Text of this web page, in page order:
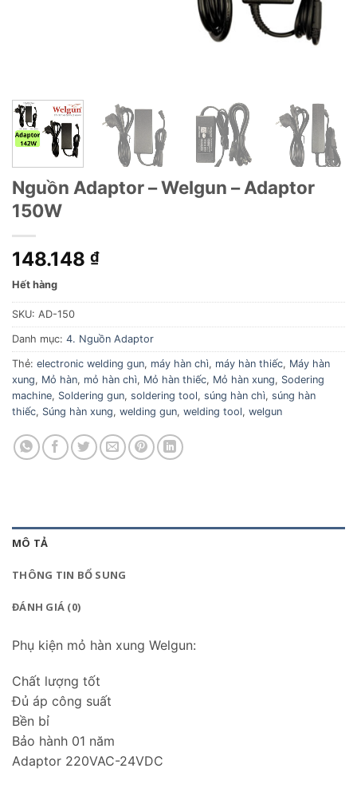
Nguồn Adaptor – Welgun – Adaptor
150W
148.148 ₫
Hết hàng
SKU: AD-150
Danh mục: 4. Nguồn Adaptor
Thẻ: electronic welding gun, máy hàn chì, máy hàn thiếc, Máy hàn
xung, Mỏ hàn, mỏ hàn chì, Mỏ hàn thiếc, Mỏ hàn xung, Sodering
machine, Soldering gun, soldering tool, súng hàn chì, súng hàn
thiếc, Súng hàn xung, welding gun, welding tool, welgun
MÔ TẢ
THÔNG TIN BỔ SUNG
ĐÁNH GIÁ (0)
Phụ kiện mỏ hàn xung Welgun:
Chất lượng tốt
Đủ áp công suất
Bền bỉ
Bảo hành 01 năm
Adaptor 220VAC-24VDC